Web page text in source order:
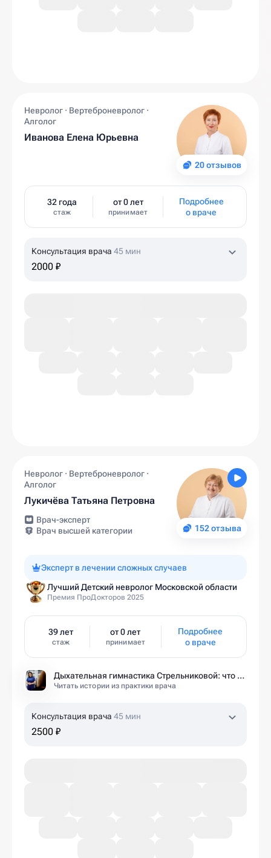
20 отзывов
Невролог · Вертеброневролог ·
Алголог
Иванова Елена Юрьевна
32 года
стаж
от 0 лет
принимает
Подробнее
о враче
Консультация врача 45 мин
2000 ₽
152 отзыва
Невролог · Вертеброневролог ·
Алголог
Лукичёва Татьяна Петровна
Врач-эксперт
Врач высшей категории
Эксперт в лечении сложных случаев
Лучший Детский невролог Московской области
Премия ПроДокторов 2025
39 лет
стаж
от 0 лет
принимает
Подробнее
о враче
Дыхательная гимнастика Стрельниковой: что это за методика и кому она подходит
Читать истории из практики врача
Консультация врача 45 мин
2500 ₽